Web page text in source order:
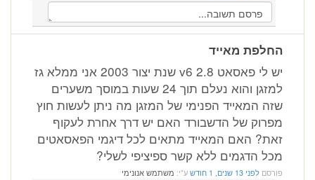
החלפת מאייד
יש לי פאסאט 2.8 v6 שנת יצור 2003 אני ממלא גז
למזגן והוא נעלם תוך 24 שעות במוסך משערים
שזה המאייד הפנימי של המזגן מה ניתן לעשות חוץ
מפרוק של הדשבורד האם יש דרך אחרת לעקוף
זאת? האם המאייד מתאים לכל דיגמי הפאסאטים
מכל הדגמים ללא קשר ספיציפי לשלי?
פורסם לפני 13 שנים, 1 חודש ע"י: משתמש אנונימי